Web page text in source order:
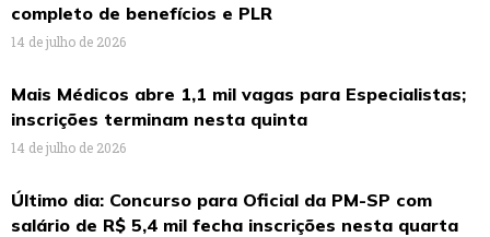
completo de benefícios e PLR
14 de julho de 2026
Mais Médicos abre 1,1 mil vagas para Especialistas;
inscrições terminam nesta quinta
14 de julho de 2026
Último dia: Concurso para Oficial da PM-SP com
salário de R$ 5,4 mil fecha inscrições nesta quarta